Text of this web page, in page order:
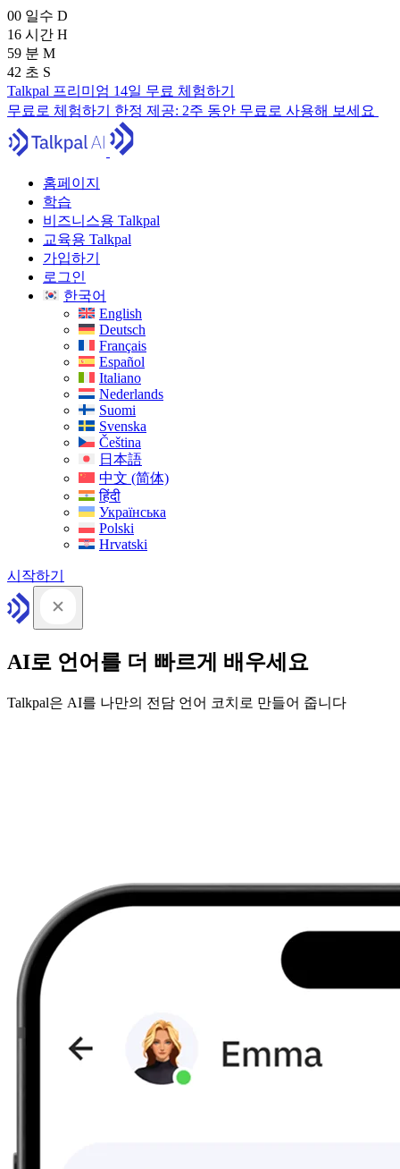
00 일수 D
16 시간 H
59 분 M
41 초 S
Talkpal 프리미엄 14일 무료 체험하기
무료로 체험하기 한정 제공: 2주 동안 무료로 사용해 보세요
홈페이지
학습
비즈니스용 Talkpal
교육용 Talkpal
가입하기
로그인
한국어
English
Deutsch
Français
Español
Italiano
Nederlands
Suomi
Svenska
Čeština
日本語
中文 (简体)
हिंदी
Українська
Polski
Hrvatski
시작하기
AI로 언어를 더 빠르게 배우세요
Talkpal은 AI를 나만의 전담 언어 코치로 만들어 줍니다